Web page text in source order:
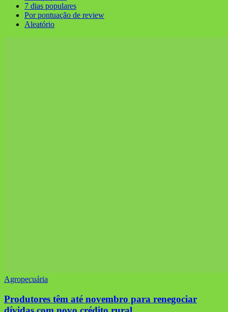
7 dias populares
Por pontuação de review
Aleatório
Agropecuária
Produtores têm até novembro para renegociar